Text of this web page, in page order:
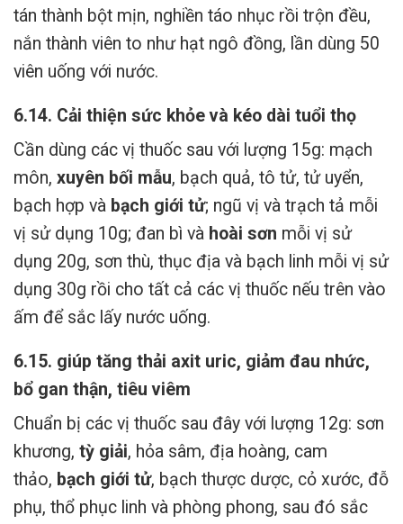
tán thành bột mịn, nghiền táo nhục rồi trộn đều,
nắn thành viên to như hạt ngô đồng, lần dùng 50
viên uống với nước.
6.14. Cải thiện sức khỏe và kéo dài tuổi thọ
Cần dùng các vị thuốc sau với lượng 15g: mạch
môn, xuyên bối mẫu, bạch quả, tô tử, tử uyển,
bạch hợp và bạch giới tử; ngũ vị và trạch tả mỗi
vị sử dụng 10g; đan bì và hoài sơn mỗi vị sử
dụng 20g, sơn thù, thục địa và bạch linh mỗi vị sử
dụng 30g rồi cho tất cả các vị thuốc nếu trên vào
ấm để sắc lấy nước uống.
6.15. giúp tăng thải axit uric, giảm đau nhức,
bổ gan thận, tiêu viêm
Chuẩn bị các vị thuốc sau đây với lượng 12g: sơn
khương, tỳ giải, hỏa sâm, địa hoàng, cam
thảo, bạch giới tử, bạch thược dược, cỏ xước, đỗ
phụ, thổ phục linh và phòng phong, sau đó sắc